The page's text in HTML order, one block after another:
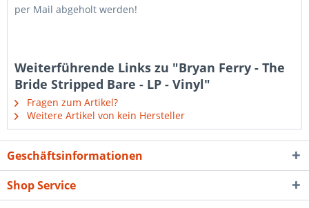
per Mail abgeholt werden!
Weiterführende Links zu "Bryan Ferry - The
Bride Stripped Bare - LP - Vinyl"
Fragen zum Artikel?
Weitere Artikel von kein Hersteller
Geschäftsinformationen
Shop Service